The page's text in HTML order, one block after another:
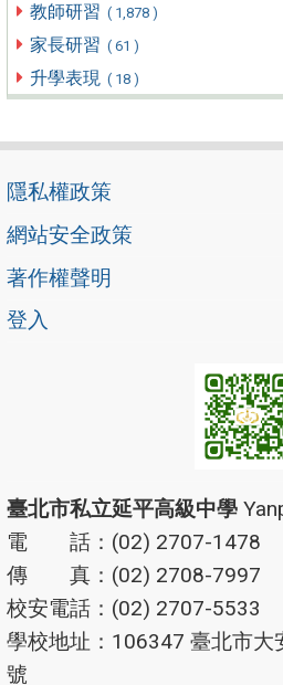
教師研習 ( 1,878 )
家長研習 ( 61 )
升學表現 ( 18 )
隱私權政策
網站安全政策
著作權聲明
登入
臺北市私立延平高級中學
電 話：(02) 2707-1478
傳 真：(02) 2708-7997
校安電話：(02) 2707-5533
學校地址：106347 臺北市大
號